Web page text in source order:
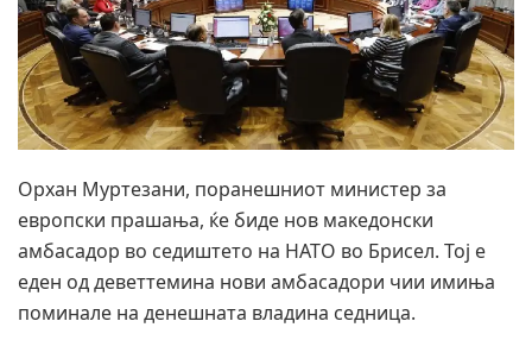
Орхан Муртезани, поранешниот министер за
европски прашања, ќе биде нов македонски
амбасадор во седиштето на НАТО во Брисел. Тој е
еден од деветтемина нови амбасадори чии имиња
поминале на денешната владина седница.